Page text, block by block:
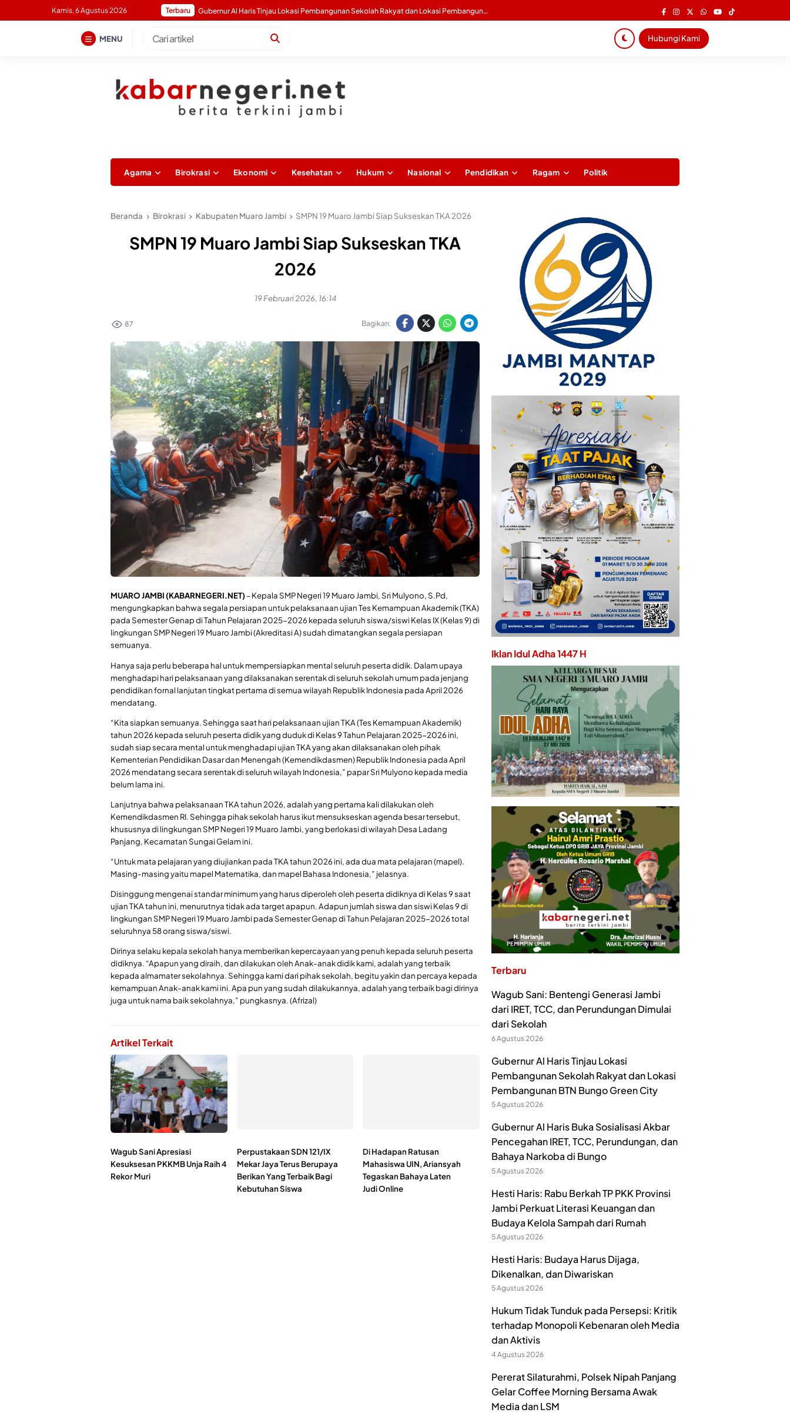
to
Kamis, 6 Agustus 2026 Terbaru Gubernur Al Haris Buka Sosialisasi Akbar Pencegahan IRET, TCC, Perundungan, dan Bahaya Narkoba di Bungo
MENU Hubungi Kami
Agama Birokrasi Ekonomi Kesehatan Hukum Nasional Pendidikan Ragam Politik
Beranda Birokrasi Kabupaten Muaro Jambi SMPN 19 Muaro Jambi Siap Sukseskan TKA 2026
SMPN 19 Muaro Jambi Siap Sukseskan TKA
2026
19 Februari 2026, 16:14
87 Bagikan:
MUARO JAMBI (KABARNEGERI.NET)– Kepala SMP Negeri 19 Muaro Jambi, Sri Mulyono, S.Pd,
mengungkapkan bahwa segala persiapan untuk pelaksanaan ujian Tes Kemampuan Akademik (TKA)
pada Semester Genap di Tahun Pelajaran 2025-2026 kepada seluruh siswa/siswi Kelas IX (Kelas 9) di
lingkungan SMP Negeri 19 Muaro Jambi (Akreditasi A) sudah dimatangkan segala persiapan
semuanya.
Hanya saja perlu beberapa hal untuk mempersiapkan mental seluruh peserta didik. Dalam upaya
menghadapi hari pelaksanaan yang dilaksanakan serentak di seluruh sekolah umum pada jenjang
pendidikan fornal lanjutan tingkat pertama di semua wilayah Republik Indonesia pada April 2026
mendatang.
“Kita siapkan semuanya. Sehingga saat hari pelaksanaan ujian TKA (Tes Kemampuan Akademik)
tahun 2026 kepada seluruh peserta didik yang duduk di Kelas 9 Tahun Pelajaran 2025-2026 ini,
sudah siap secara mental untuk menghadapi ujian TKA yang akan dilaksanakan oleh pihak
Kementerian Pendidikan Dasar dan Menengah (Kemendikdasmen) Republik Indonesia pada April
2026 mendatang secara serentak di seluruh wilayah Indonesia,” papar Sri Mulyono kepada media
belum lama ini.
Lanjutnya bahwa pelaksanaan TKA tahun 2026, adalah yang pertama kali dilakukan oleh
Kemendikdasmen RI. Sehingga pihak sekolah harus ikut mensukseskan agenda besar tersebut,
khususnya di lingkungan SMP Negeri 19 Muaro Jambi, yang berlokasi di wilayah Desa Ladang
Panjang, Kecamatan Sungai Gelam ini.
“Untuk mata pelajaran yang diujiankan pada TKA tahun 2026 ini, ada dua mata pelajaran (mapel).
Masing-masing yaitu mapel Matematika, dan mapel Bahasa Indonesia,” jelasnya.
Disinggung mengenai standar minimum yang harus diperoleh oleh peserta didiknya di Kelas 9 saat
ujian TKA tahun ini, menurutnya tidak ada target apapun. Adapun jumlah siswa dan siswi Kelas 9 di
lingkungan SMP Negeri 19 Muaro Jambi pada Semester Genap di Tahun Pelajaran 2025-2026 total
seluruhnya 58 orang siswa/siswi.
Dirinya selaku kepala sekolah hanya memberikan kepercayaan yang penuh kepada seluruh peserta
didiknya. “Apapun yang diraih, dan dilakukan oleh Anak-anak didik kami, adalah yang terbaik
kepada almamater sekolahnya. Sehingga kami dari pihak sekolah, begitu yakin dan percaya kepada
kemampuan Anak-anak kami ini. Apa pun yang sudah dilakukannya, adalah yang terbaik bagi dirinya
juga untuk nama baik sekolahnya,” pungkasnya. (Afrizal)
Artikel Terkait
Wagub Sani Apresiasi
Kesuksesan PKKMB Unja Raih 4
Rekor Muri
Perpustakaan SDN 121/IX
Mekar Jaya Terus Berupaya
Berikan Yang Terbaik Bagi
Kebutuhan Siswa
Di Hadapan Ratusan
Mahasiswa UIN, Ariansyah
Tegaskan Bahaya Laten
Judi Online
Iklan Idul Adha 1447 H
Terbaru
Wagub Sani: Bentengi Generasi Jambi
dari IRET, TCC, dan Perundungan Dimulai
dari Sekolah
6 Agustus 2026
Gubernur Al Haris Tinjau Lokasi
Pembangunan Sekolah Rakyat dan Lokasi
Pembangunan BTN Bungo Green City
5 Agustus 2026
Gubernur Al Haris Buka Sosialisasi Akbar
Pencegahan IRET, TCC, Perundungan, dan
Bahaya Narkoba di Bungo
5 Agustus 2026
Hesti Haris: Rabu Berkah TP PKK Provinsi
Jambi Perkuat Literasi Keuangan dan
Budaya Kelola Sampah dari Rumah
5 Agustus 2026
Hesti Haris: Budaya Harus Dijaga,
Dikenalkan, dan Diwariskan
5 Agustus 2026
Hukum Tidak Tunduk pada Persepsi: Kritik
terhadap Monopoli Kebenaran oleh Media
dan Aktivis
4 Agustus 2026
Pererat Silaturahmi, Polsek Nipah Panjang
Gelar Coffee Morning Bersama Awak
Media dan LSM